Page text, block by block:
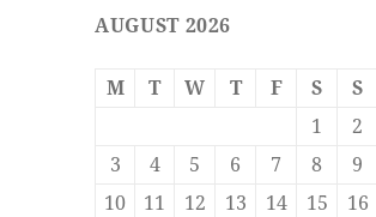
AUGUST 2026
M T W T F S
S
1
2
3
4 5 6 7 8
9
10
11 12 13 14 15
16